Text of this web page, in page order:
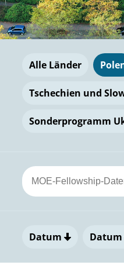
Alle Länder
Tschechien und
Sonderprogramm
Datum Datum